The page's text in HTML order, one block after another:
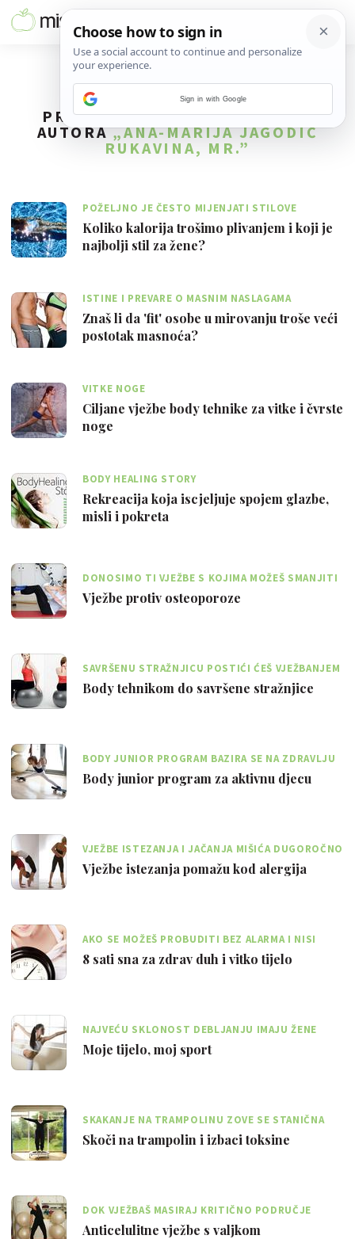
PRONAĐENO15REZULTATA ZA
AUTORA„ANA-MARIJA JAGODIĆ
RUKAVINA, MR.”
POŽELJNO JE ČESTO MIJENJATI STILOVE
Koliko kalorija trošimo plivanjem i koji je
najbolji stil za žene?
ISTINE I PREVARE O MASNIM NASLAGAMA
Znaš li da 'fit' osobe u mirovanju troše veći
postotak masnoća?
VITKE NOGE
Ciljane vježbe body tehnike za vitke i čvrste
noge
BODY HEALING STORY
Rekreacija koja iscjeljuje spojem glazbe,
misli i pokreta
DONOSIMO TI VJEŽBE S KOJIMA MOŽEŠ SMANJITI
RIZIK OD OSTEOPOROZE
Vježbe protiv osteoporoze
SAVRŠENU STRAŽNJICU POSTIĆI ĆEŠ VJEŽBANJEM
I POVREMENIM MASAŽAMA
Body tehnikom do savršene stražnjice
BODY JUNIOR PROGRAM BAZIRA SE NA ZDRAVLJU
KRALJEŽNICE I PRAVILNOM DRŽANJU
Body junior program za aktivnu djecu
VJEŽBE ISTEZANJA I JAČANJA MIŠIĆA DUGOROČNO
PODIŽU IMUNITET
Vježbe istezanja pomažu kod alergija
AKO SE MOŽEŠ PROBUDITI BEZ ALARMA I NISI
UMORNA PREKO DANA, DOBIVAŠ DOVOLJNO SNA
8 sati sna za zdrav duh i vitko tijelo
NAJVEĆU SKLONOST DEBLJANJU IMAJU ŽENE
ZAOBLJENOG I MEKANOG OBLIKA TIJELA
Moje tijelo, moj sport
SKAKANJE NA TRAMPOLINU ZOVE SE STANIČNA
TJELOVJEŽBA JER AKTIVIRA SVE STANICE
Skoči na trampolin i izbaci toksine
DOK VJEŽBAŠ MASIRAJ KRITIČNO PODRUČJE
ANTICELULITNIM VALJKOM
Anticelulitne vježbe s valjkom
Sign in with Google